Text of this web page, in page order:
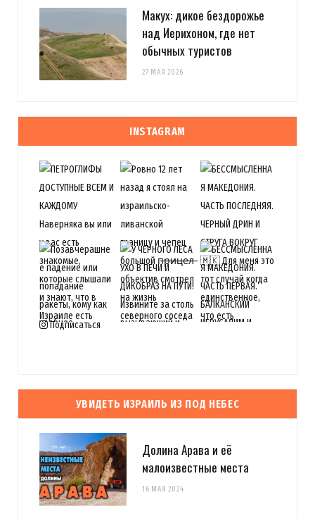
Макух: дикое бездорожье
над Иерихоном, где нет
обычных туристов
27 МАЯ 2026
INSTAGRAM
Подписаться
УВИДЕТЬ ИЗРАИЛЬ ИЗ ПОД НЕБЕС
Долина Арава и её
малоизвестные места
16 МАЯ 2024